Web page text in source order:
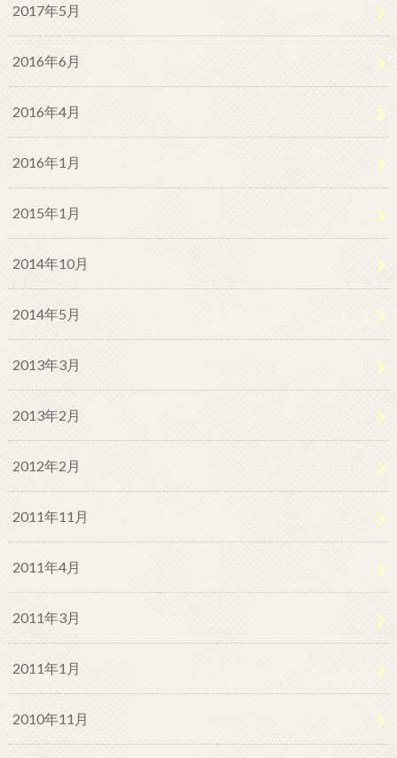
2017年5月
2016年6月
2016年4月
2016年1月
2015年1月
2014年10月
2014年5月
2013年3月
2013年2月
2012年2月
2011年11月
2011年4月
2011年3月
2011年1月
2010年11月